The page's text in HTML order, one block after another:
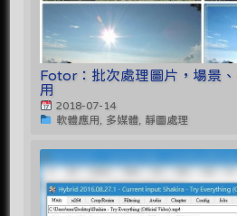
Fotor：批次處理圖片，場景
用
2018-07-14
軟體應用, 多媒體, 靜圖處理